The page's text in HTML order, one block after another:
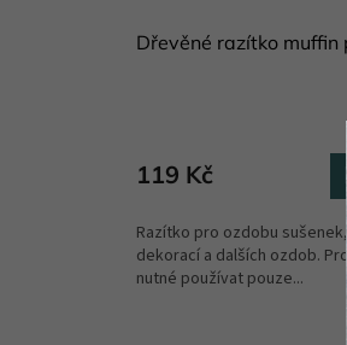
Dřevěné razítko muffin
119 Kč
Razítko pro ozdobu sušenek,
dekorací a dalších ozdob. Pro
nutné používat pouze...